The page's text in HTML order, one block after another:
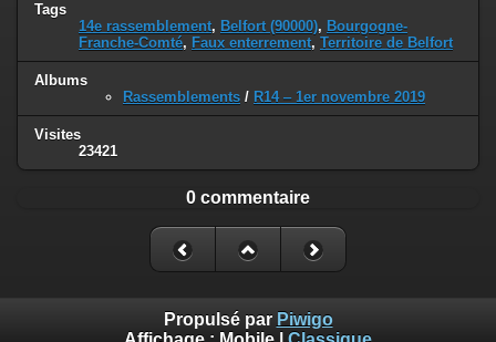
Tags
14e rassemblement, Belfort (90000), Bourgogne-
Franche-Comté, Faux enterrement, Territoire de Belfort
Albums
Rassemblements / R14 ‒ 1er novembre 2019
Visites
23421
0 commentaire
Propulsé par Piwigo